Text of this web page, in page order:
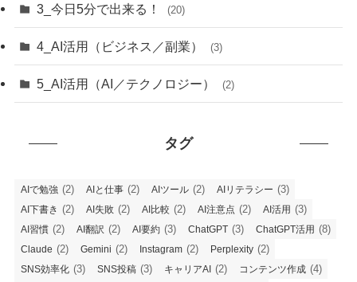
3_今日5分で出来る！ (20)
4_AI活用（ビジネス／副業） (3)
5_AI活用（AI／テクノロジー） (2)
タグ
AIで勉強 (2) AIと仕事 (2) AIツール (2) AIリテラシー (3)
AI下書き (2) AI失敗 (2) AI比較 (2) AI注意点 (2) AI活用 (3)
AI習慣 (2) AI翻訳 (2) AI要約 (3) ChatGPT (3) ChatGPT活用 (8)
Claude (2) Gemini (2) Instagram (2) Perplexity (2)
SNS効率化 (3) SNS投稿 (3) キャリアAI (2) コンテンツ作成 (4)